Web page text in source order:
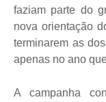
faziam parte do
nova orientação
terminarem as
apenas no ano
A campanha